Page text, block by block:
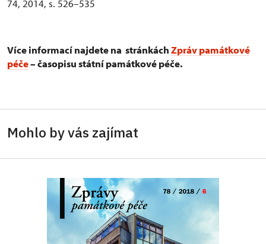
74, 2014, s. 526–535
Více informací najdete na stránkáchZpráv památkové
péče– časopisu státní památkové péče.
Mohlo by vás zajímat